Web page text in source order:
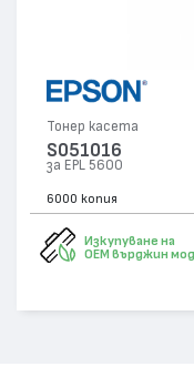
Тонер касета
S051016
за EPL 5600
6000 копия
Изкупуване на
OEM върджин